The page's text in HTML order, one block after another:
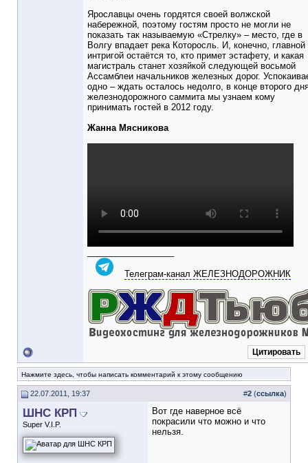
Ярославцы очень гордятся своей волжской
набережной, поэтому гостям просто не могли не
показать так называемую «Стрелку» – место, где в
Волгу впадает река Которосль. И, конечно, главной
интригой остаётся то, кто примет эстафету, и какая
магистраль станет хозяйкой следующей восьмой
Ассамблеи начальников железных дорог.
одно – ждать осталось недолго, в конце второго
железнодорожного саммита мы узнаем кому
принимать гостей в 2012 году.
Жанна Мясникова
Телеграм-канал ЖЕЛЕЗНОДОРОЖНИК
Цитировать
Нажмите здесь, чтобы написать комментарий к этому сообщению
22.07.2011, 19:37 #2 (ссылка)
ШНС КРП
Super V.I.P.
Вот где наверное всё
покрасили что можно и что
нельзя.